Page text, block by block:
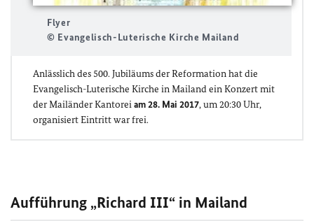
Flyer
© Evangelisch-Luterische Kirche Mailand
Anlässlich des 500. Jubiläums der Reformation hat die
Evangelisch-Luterische Kirche in Mailand ein Konzert mit
der Mailänder Kantoreiam 28. Mai 2017, um 20:30 Uhr,
organisiert Eintritt war frei.
Aufführung „Richard III“ in Mailand